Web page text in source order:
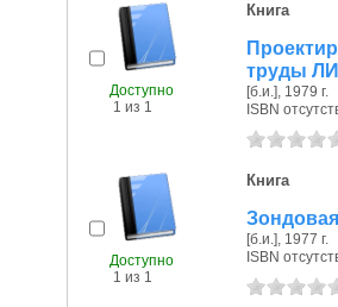
Доступно
1 из 1
Книга
труды
[б.и.], 1979 г.
ISBN
Доступно
1 из 1
Книга
[б.и.], 1977 г.
ISBN